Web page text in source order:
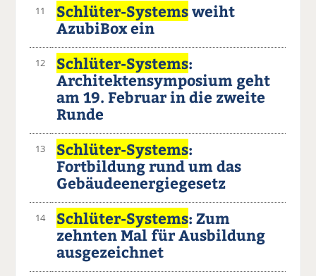
11 Schlüter-Systemsweiht
AzubiBox ein
12 Schlüter-Systems:
Architektensymposium geht
am 19. Februar in die zweite
Runde
13 Schlüter-Systems:
Fortbildung rund um das
Gebäudeenergiegesetz
14 Schlüter-Systems: Zum
zehnten Mal für Ausbildung
ausgezeichnet